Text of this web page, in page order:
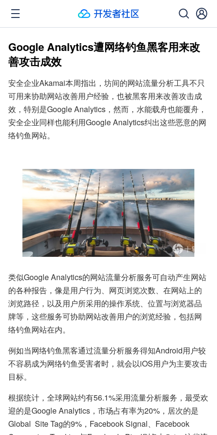
Google Analytics遭网络钓鱼黑客用来改
善攻击成效
安全企业Akamai本周指出，坊间的网站流量分析工具不只
可用来协助网站改善用户经验，也被黑客用来改善攻击成
效，特别是Google Analytics，然而，水能载舟也能覆舟，
安全企业同样也能利用Google Analytics纠出这些恶意的网
络钓鱼网站。
类似Google Analytics的网站流量分析服务可自动产生网站
的各种报告，像是用户行为、网页浏览次数、在网站上的
浏览路径，以及用户所采用的操作系统、位置与浏览器品
牌等，这些服务可协助网站改善用户的浏览经验，包括网
络钓鱼网站在内。
例如当网络钓鱼黑客通过流量分析服务得知Android用户较
不容易成为网络钓鱼受害者时，就会以iOS用户为主要攻击
目标。
根据统计，全球网站约有56.1%采用流量分析服务，最受欢
迎的是Google Analytics，市场占有率为20%，居次的是
Global  Site Tag的9%，Facebook Signal、Facebook